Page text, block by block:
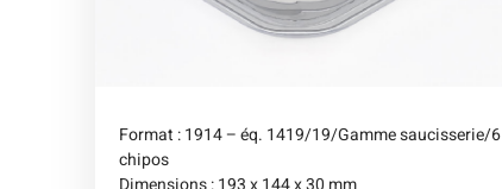
Format : 1914 – éq. 1419/19/Gamme saucisserie/6
chipos